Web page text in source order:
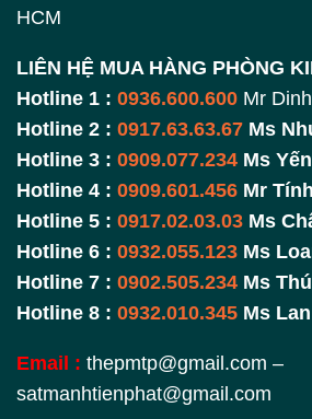
HCM
LIÊN HỆ MUA HÀNG PHÒNG
Hotline 1 : 0936.600.600 Mr Dinh
Hotline 2 : 0917.63.63.67 Ms
Hotline 3 : 0909.077.234 Ms Yến
Hotline 4 : 0909.601.456 Mr Tính
Hotline 5 : 0917.02.03.03 Ms
Hotline 6 : 0932.055.123 Ms
Hotline 7 : 0902.505.234 Ms
Hotline 8 : 0932.010.345 Ms Lan
Email : thepmtp@gmail.com –
satmanhtienphat@gmail.com